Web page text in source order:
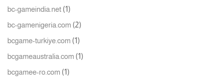
bc-gameindia.net (1)
bc-gamenigeria.com (2)
bcgame-turkiye.com (1)
bcgameaustralia.com (1)
bcgamee-ro.com (1)